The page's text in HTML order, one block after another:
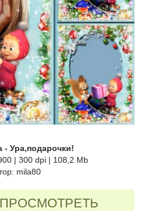
- Ура,подарочки!
| 300 dpi | 108,2 Mb
mila80
ПРОСМОТРЕТЬ